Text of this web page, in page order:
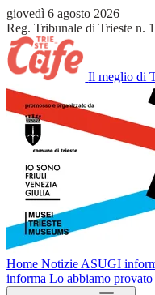
giovedì 6 agosto 2026
Reg. Tribunale di Trieste n.
Il meglio di
Home Notizie ASUGI
informa Lo abbiamo